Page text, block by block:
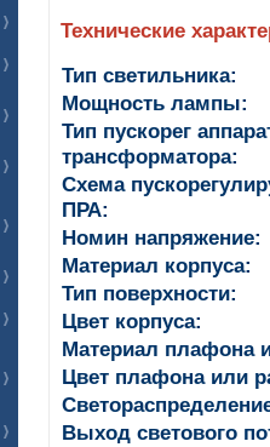
Технические
Тип светильника:
Мощность лампы:
Тип пускорег
трансформатора:
Схема
ПРА:
Номин напряжение:
Материал корпуса:
Тип поверхности:
Цвет корпуса:
Материал плафона
Цвет плафона или
Выход светового